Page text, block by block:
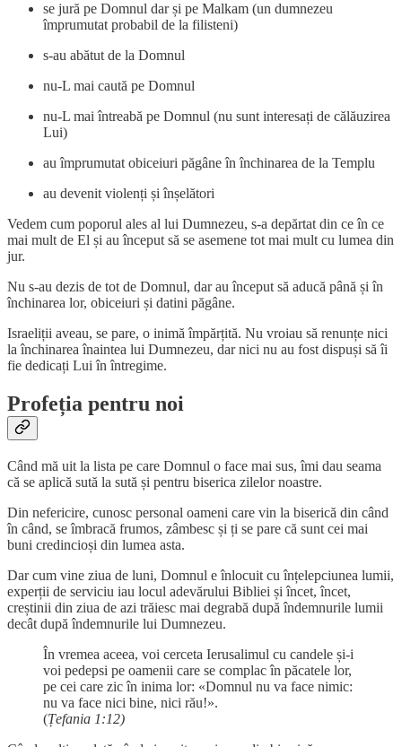
se jură pe Domnul dar și pe Malkam (un dumnezeu
împrumutat probabil de la filisteni)
s-au abătut de la Domnul
nu-L mai caută pe Domnul
nu-L mai întreabă pe Domnul (nu sunt interesați de călăuzirea
Lui)
au împrumutat obiceiuri păgâne în închinarea de la Templu
au devenit violenți și înșelători
Vedem cum poporul ales al lui Dumnezeu, s-a depărtat din ce în ce
mai mult de El și au început să se asemene tot mai mult cu lumea din
jur.
Nu s-au dezis de tot de Domnul, dar au început să aducă până și în
închinarea lor, obiceiuri și datini păgâne.
Israeliții aveau, se pare, o inimă împărțită. Nu vroiau să renunțe nici
la închinarea înaintea lui Dumnezeu, dar nici nu au fost dispuși să îi
fie dedicați Lui în întregime.
Profeția pentru noi
Când mă uit la lista pe care Domnul o face mai sus, îmi dau seama
că se aplică sută la sută și pentru biserica zilelor noastre.
Din nefericire, cunosc personal oameni care vin la biserică din când
în când, se îmbracă frumos, zâmbesc și ți se pare că sunt cei mai
buni credincioși din lumea asta.
Dar cum vine ziua de luni, Domnul e înlocuit cu înțelepciunea lumii,
experții de serviciu iau locul adevărului Bibliei și încet, încet,
creștinii din ziua de azi trăiesc mai degrabă după îndemnurile lumii
decât după îndemnurile lui Dumnezeu.
În vremea aceea, voi cerceta Ierusalimul cu candele și-i
voi pedepsi pe oamenii care se complac în păcatele lor,
pe cei care zic în inima lor: «Domnul nu va face nimic:
nu va face nici bine, nici rău!».
(Țefania 1:12)